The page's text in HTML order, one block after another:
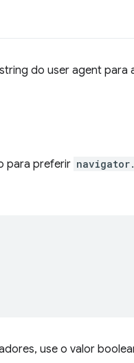
do user agent para
para preferir
use o valor